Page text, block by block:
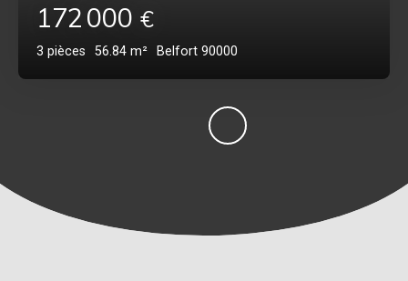
172 000 €
3 pièces 56.84 m² Belfort 90000